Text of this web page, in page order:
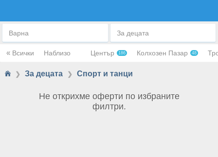
Варна За децата
« Всички Наблизо Център 186 Колхозен Пазар 48
❯ За децата ❯ Спорт и танци
Не открихме оферти по избраните
филтри.